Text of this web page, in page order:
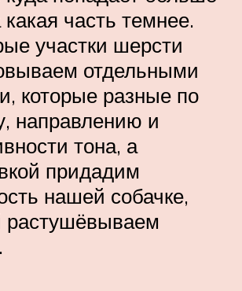
какая часть темнее.
участки шерсти
отдельными
которые разные по
направлению и
тона, а
придадим
нашей собачке,
растушёвываем